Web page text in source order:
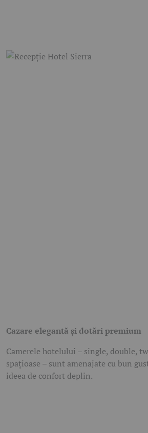
Cazare elegantă și dotări premium
Camerele hotelului – single, double,
spațioase – sunt amenajate cu bun
ideea de confort deplin.